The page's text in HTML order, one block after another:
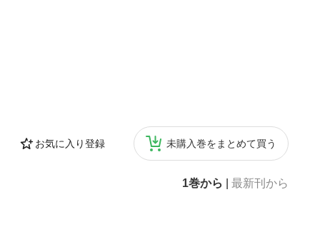
お気に入り登録 未購入巻をまとめて買う
1巻から 最新刊から